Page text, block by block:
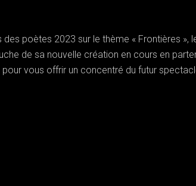
des poètes 2023 sur le thème « Frontières »,
de sa nouvelle création en cours en
vous offrir un concentré du futur
PRINTEMPS